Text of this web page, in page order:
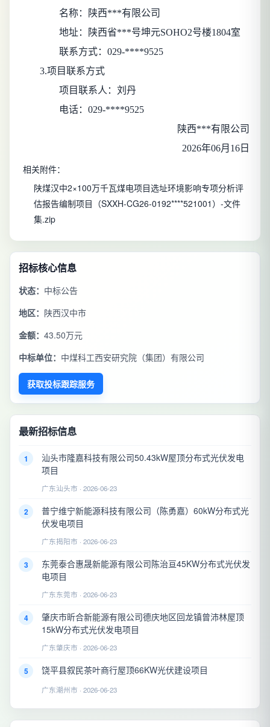
名称：
陕西***有限公司
地址：
陕西省***号坤元SOHO2号楼1804室
联系方式： 029-****9525
3.项目联系方式
项目联系人： 刘丹
电话： 029-****9525
陕西***有限公司
2026年06月16日
相关附件：
陕煤汉中2×100万千瓦煤电项目选址环境影响专项分析评
估报告编制项目（SXXH-CG26-0192****521001）-文件
集.zip
招标核心信息
状态： 中标公告
地区： 陕西汉中市
金额： 43.50万元
中标单位： 中煤科工西安研究院（集团）有限公司
获取投标跟踪服务
最新招标信息
1
汕头市隆嘉科技有限公司50.43kW屋顶分布式光伏发电
项目
广东汕头市 · 2026-06-23
2
普宁维宁新能源科技有限公司（陈勇嘉）60kW分布式光
伏发电项目
广东揭阳市 · 2026-06-23
3
东莞泰合惠晟新能源有限公司陈治亘45KW分布式光伏发
电项目
广东东莞市 · 2026-06-23
4
肇庆市昕合新能源有限公司德庆地区回龙镇曾沛林屋顶
15kW分布式光伏发电项目
广东肇庆市 · 2026-06-23
5 饶平县叙民茶叶商行屋顶66KW光伏建设项目
广东潮州市 · 2026-06-23